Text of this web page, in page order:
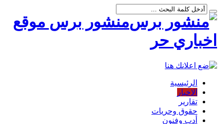
منشور برس موقع
اخباري حر
الرئيسية
الاخبار
تقارير
حقوق وحريات
أدب وفنون